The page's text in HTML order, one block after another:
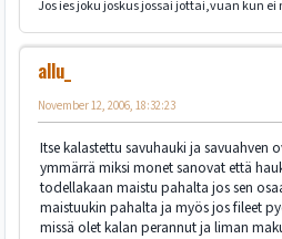
Jos ies joku joskus jossai jottai,vuan kun
allu_
November 12, 2006, 18:32:23
Itse kalastettu savuhauki ja savuahven
ymmärrä miksi monet sanovat että
todellakaan maistu pahalta jos sen
maistuukin pahalta ja myös jos fileet
missä olet kalan perannut ja liman